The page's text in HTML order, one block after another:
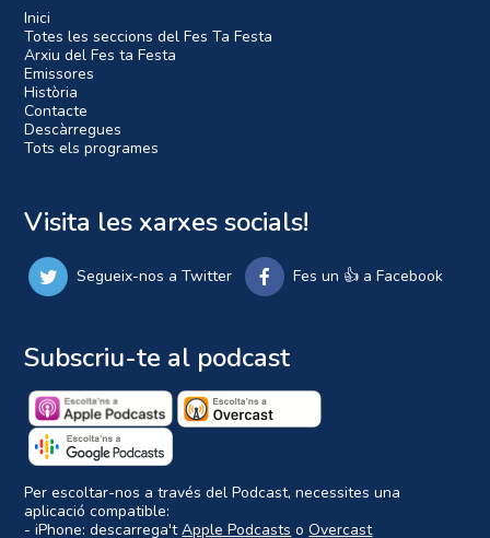
Inici
Totes les seccions del Fes Ta Festa
Arxiu del Fes ta Festa
Emissores
Història
Contacte
Descàrregues
Tots els programes
Visita les xarxes socials!
Segueix-nos a Twitter Fes un 👍 a Facebook
Subscriu-te al podcast
Per escoltar-nos a través del Podcast, necessites una
aplicació compatible:
- iPhone: descarrega'tApple Podcasts oOvercast